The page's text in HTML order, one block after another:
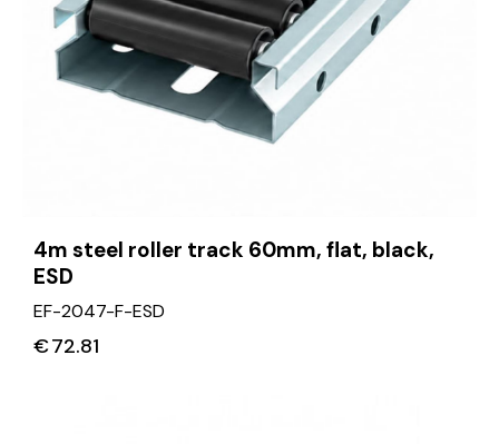
4m steel roller track 60mm, flat, black,
ESD
EF-2047-F-ESD
€72.81